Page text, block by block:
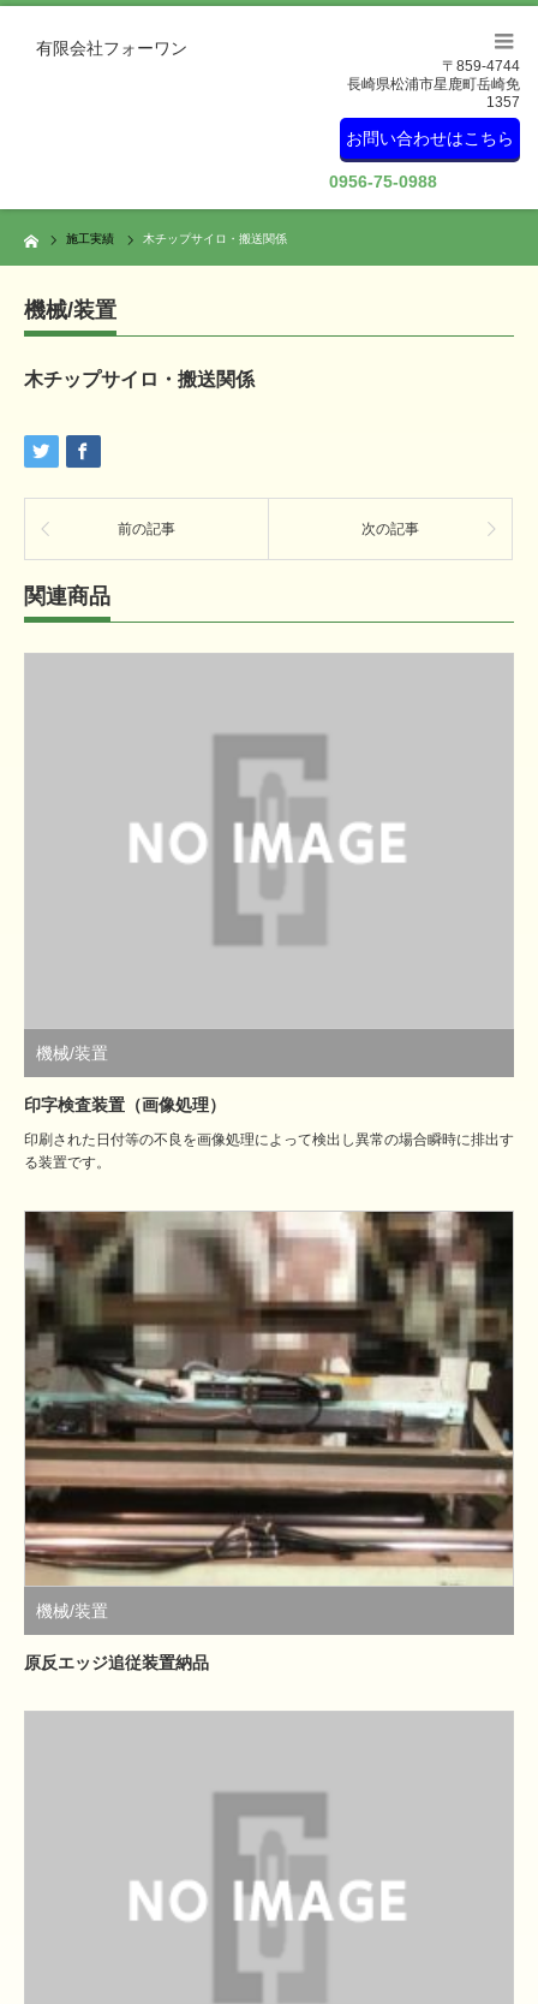
〒859-4744
長崎県松浦市星鹿町岳崎免
1357
お問い合わせはこちら
0956-75-0988
有限会社フォーワン
Home 施工実績 木チップサイロ・搬送関係
機械/装置
木チップサイロ・搬送関係
前の記事 次の記事
関連商品
機械/装置
印字検査装置（画像処理）
印刷された日付等の不良を画像処理によって検出し異常の場合瞬時に排出す
る装置です。
機械/装置
原反エッジ追従装置納品